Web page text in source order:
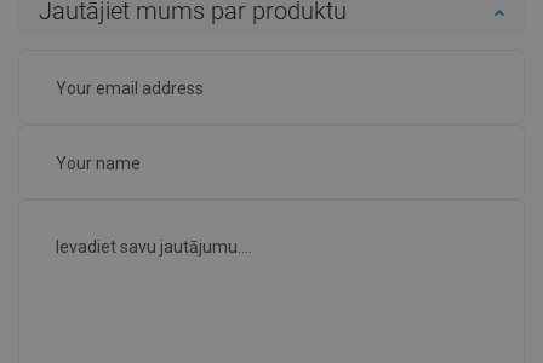
Jautājiet mums par produktu